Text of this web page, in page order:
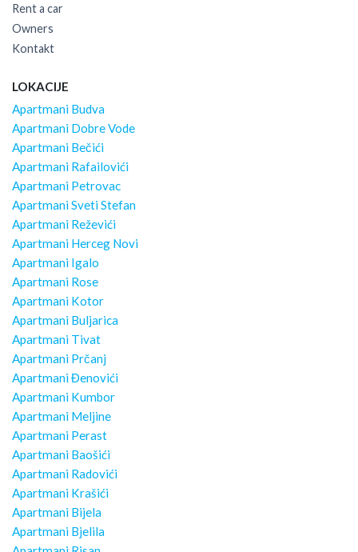
Rent a car
Owners
Kontakt
LOKACIJE
Apartmani Budva
Apartmani Dobre Vode
Apartmani Bečići
Apartmani Rafailovići
Apartmani Petrovac
Apartmani Sveti Stefan
Apartmani Reževići
Apartmani Herceg Novi
Apartmani Igalo
Apartmani Rose
Apartmani Kotor
Apartmani Buljarica
Apartmani Tivat
Apartmani Prčanj
Apartmani Đenovići
Apartmani Kumbor
Apartmani Meljine
Apartmani Perast
Apartmani Baošići
Apartmani Radovići
Apartmani Krašići
Apartmani Bijela
Apartmani Bjelila